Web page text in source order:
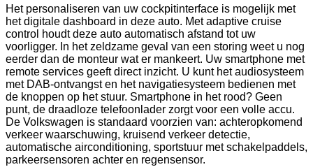
Het personaliseren van uw cockpitinterface is mogelijk met
het digitale dashboard in deze auto. Met adaptive cruise
control houdt deze auto automatisch afstand tot uw
voorligger. In het zeldzame geval van een storing weet u nog
eerder dan de monteur wat er mankeert. Uw smartphone met
remote services geeft direct inzicht. U kunt het audiosysteem
met DAB-ontvangst en het navigatiesysteem bedienen met
de knoppen op het stuur. Smartphone in het rood? Geen
punt, de draadloze telefoonlader zorgt voor een volle accu.
De Volkswagen is standaard voorzien van: achteropkomend
verkeer waarschuwing, kruisend verkeer detectie,
automatische airconditioning, sportstuur met schakelpaddels,
parkeersensoren achter en regensensor.